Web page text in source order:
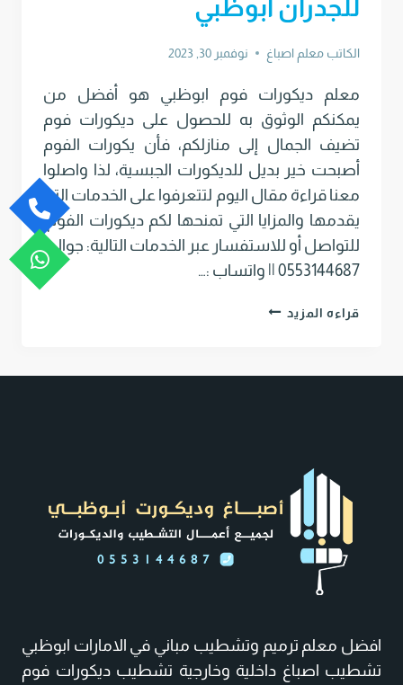
للجدران ابوظبي
الكاتب معلم اصباغ نوفمبر 30, 2023
معلم ديكورات فوم ابوظبي هو أفضل من
يمكنكم الوثوق به للحصول على ديكورات فوم
تضيف الجمال إلى منازلكم، فأن يكورات الفوم
أصبحت خير بديل للديكورات الجبسية، لذا واصلوا
معنا قراءة مقال اليوم لتتعرفوا على الخدمات التي
يقدمها والمزايا التي تمنحها لكم ديكورات الفوم.
للتواصل أو للاستفسار عبر الخدمات التالية: جوال :
0553144687 || واتساب :…
قراءه المزيد معلم
داخلية
ابوظبي
ابوظبي
افضل معلم ترميم وتشطيب مباني في الامارات ابوظبي
تشطيب اصباغ داخلية وخارجية تشطيب ديكورات فوم